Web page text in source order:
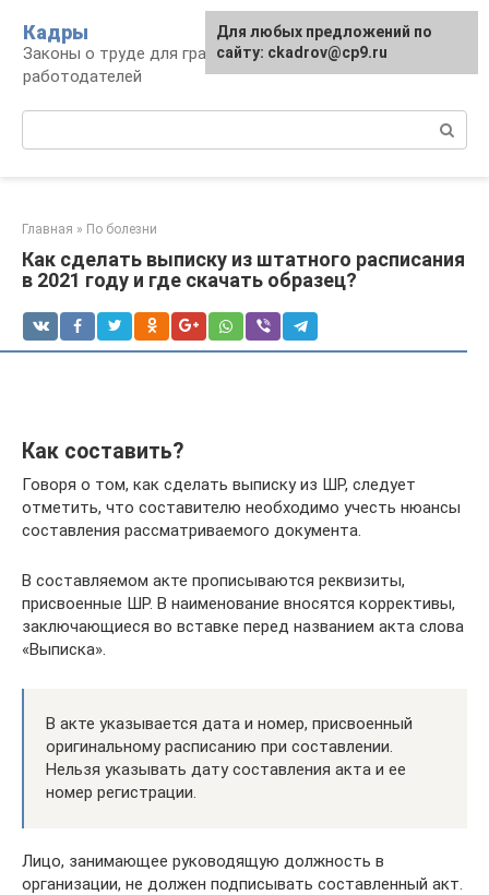
контенту
Кадры
Законы о труде для граждан и
работодателей
Главная » По болезни
Как сделать выписку из штатного расписания
в 2021 году и где скачать образец?
Как составить?
Говоря о том, как сделать выписку из ШР, следует
отметить, что составителю необходимо учесть нюансы
составления рассматриваемого документа.
В составляемом акте прописываются реквизиты,
присвоенные ШР. В наименование вносятся коррективы,
заключающиеся во вставке перед названием акта слова
«Выписка».
В акте указывается дата и номер, присвоенный
оригинальному расписанию при составлении.
Нельзя указывать дату составления акта и ее
номер регистрации.
Лицо, занимающее руководящую должность в
организации, не должен подписывать составленный акт.
Для любых предложений по
сайту: ckadrov@cp9.ru